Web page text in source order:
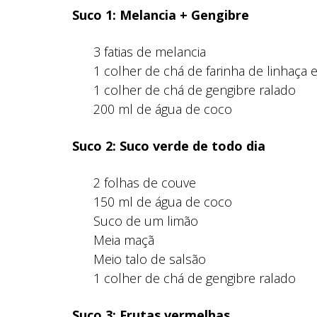
Suco 1: Melancia + Gengibre
3 fatias de melancia
1 colher de chá de farinha de linhaça
1 colher de chá de gengibre ralado
200 ml de água de coco
Suco 2: Suco verde de todo dia
2 folhas de couve
150 ml de água de coco
Suco de um limão
Meia maçã
Meio talo de salsão
1 colher de chá de gengibre ralado